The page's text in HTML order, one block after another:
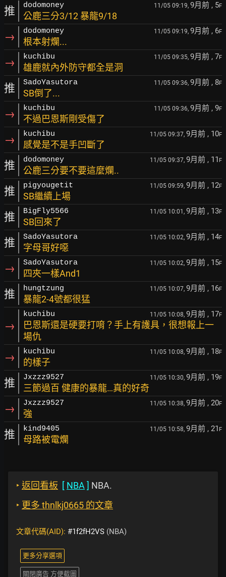
推 dodomoney 11/05 09:19, 9月前 , 5F
公鹿三分3/12 暴龍9/18
→ dodomoney 11/05 09:19, 9月前 , 6F
根本射爛...
→ kuchibu 11/05 09:35, 9月前 , 7F
雄鹿就內外防守都全是洞
推 SadoYasutora 11/05 09:36, 9月前 , 8F
SB倒了...
→ kuchibu 11/05 09:36, 9月前 , 9F
不過巴恩斯剛受傷了
→ kuchibu 11/05 09:37, 9月前 , 10F
感覺是不是手凹斷了
推 dodomoney 11/05 09:37, 9月前 , 11 F
公鹿三分要不要這麼爛..
推 pigyougetit 11/05 09:59, 9月前 , 12F
SB繼續上場
推 BigFly5566 11/05 10:01, 9月前 , 13F
SB回來了
推 SadoYasutora 11/05 10:02, 9月前 , 14F
字母哥好噁
→ SadoYasutora 11/05 10:02, 9月前 , 15F
四夾一樣And1
推 hungtzung 11/05 10:07, 9月前 , 16F
暴龍2-4號都很猛
→
kuchibu 11/05 10:08, 9月前 , 17F
巴恩斯還是硬要打唷？手上有護具，很想報上一
場仇
→ kuchibu 11/05 10:08, 9月前 , 18F
的樣子
推 Jxzzz9527 11/05 10:30, 9月前 , 19F
三節過百 健康的暴龍…真的好奇
→ Jxzzz9527 11/05 10:38, 9月前 , 20F
強
推 kind9405 11/05 10:58, 9月前 , 21 F
母路被電爛
‣ 返回看板 [ NBA ] NBA.
‣ 更多 thnlkj0665 的文章
文章代碼(AID): #1f2fH2VS (NBA)
更多分享選項
關閉廣告 方便截圖